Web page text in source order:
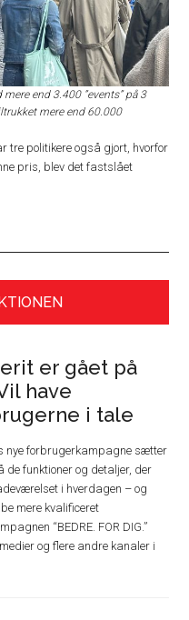
end 3.400 ”events” på 3
mere end 60.000
tre politikere også gjort, hvorfor
pris, blev det fastslået
er gået på
have
i tale
nye forbrugerkampagne sætter
de funktioner og detaljer, der
i hverdagen – og
mere kvalificeret
“BEDRE. FOR DIG.”
og flere andre kanaler i